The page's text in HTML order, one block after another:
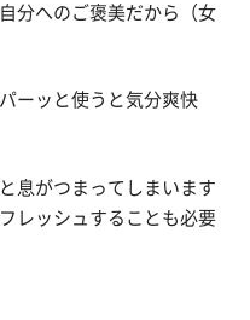
分へのご褒美だから（女
ーッと使うと気分爽快
息がつまってしまいます
レッシュすることも必要